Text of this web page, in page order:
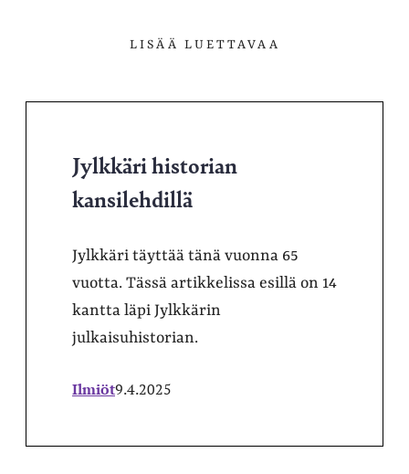
LISÄÄ LUETTAVAA
Jylkkäri historian
kansilehdillä
Jylkkäri täyttää tänä vuonna 65
vuotta. Tässä artikkelissa esillä on 14
kantta läpi Jylkkärin
julkaisuhistorian.
Ilmiöt9.4.2025